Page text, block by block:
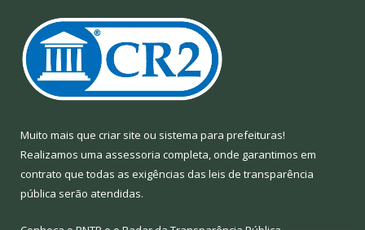
Muito mais que criar site ou sistema para prefeituras!
Realizamos uma assessoria completa, onde garantimos em
contrato que todas as exigências das leis de transparência
pública serão atendidas.